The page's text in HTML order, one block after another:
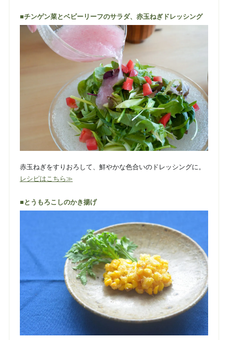
■チンゲン菜とベビーリーフのサラダ、赤玉ねぎドレッシング
赤玉ねぎをすりおろして、鮮やかな色合いのドレッシングに。
レシピはこちら≫
■とうもろこしのかき揚げ